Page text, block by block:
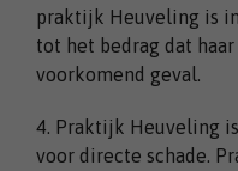
praktijk Heuveling is
tot het bedrag dat
voorkomend geval.
4. Praktijk Heuveling
voor directe schade.